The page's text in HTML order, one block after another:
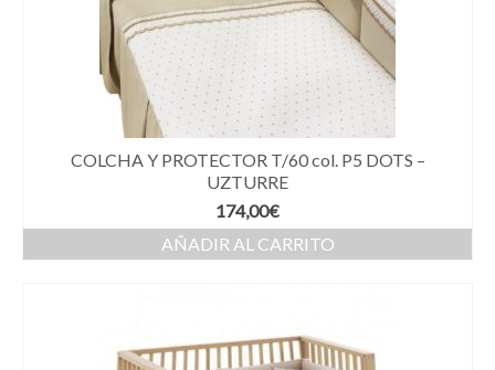
COLCHA Y PROTECTOR T/60 col. P5 DOTS –
UZTURRE
174,00€
AÑADIR AL CARRITO